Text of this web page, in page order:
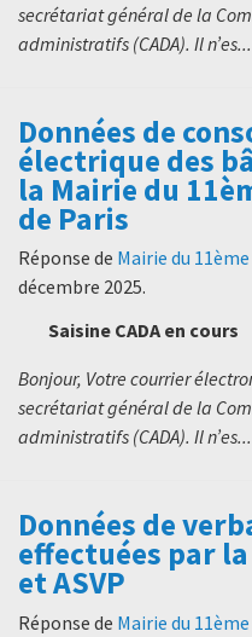
secrétariat général de la
administratifs (CADA). Il n’es...
Données de
électrique des
la Mairie du
de Paris
Réponse de Mairie du
décembre 2025.
Saisine CADA en cours
Bonjour, Votre courrier
secrétariat général de la
administratifs (CADA). Il n’es...
Données de
effectuées par
et ASVP
Réponse de Mairie du